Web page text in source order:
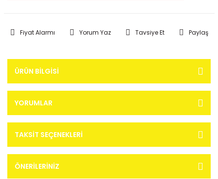
Fiyat Alarmı Yorum Yaz Tavsiye Et Paylaş
ÜRÜN BILGISI
YORUMLAR
TAKSIT SEÇENEKLERI
ÖNERILERINIZ